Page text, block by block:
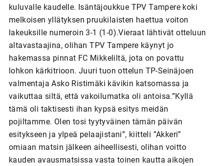
kuluvalle kaudelle. Isäntäjoukkue TPV Tampere koki
melkoisen yllätyksen pruukilaisten haettua voiton
lakeuksille numeroin 3-1 (1-0).Vieraat lähtivät otteluun
altavastaajina, olihan TPV Tampere käynyt jo
hakemassa pinnat FC Mikkeliltä, jota on povattu
lohkon kärkitrioon. Juuri tuon ottelun TP-Seinäjoen
valmentaja Asko Ristimäki kävikin katsomassa ja
vaikuttaa siltä, että vakoilumatka oli antoisa.”Kyllä
tämä oli taktisesti ihan kypsä esitys meidän
pojiltamme. Olen tosi tyytyväinen tämän päivän
esitykseen ja ylpeä pelaajistani”, kiitteli ”Akkeri”
omiaan matsin jälkeen aiheellisesti, olihan voitto
kauden avausmatsissa vasta toinen kautta aikojen